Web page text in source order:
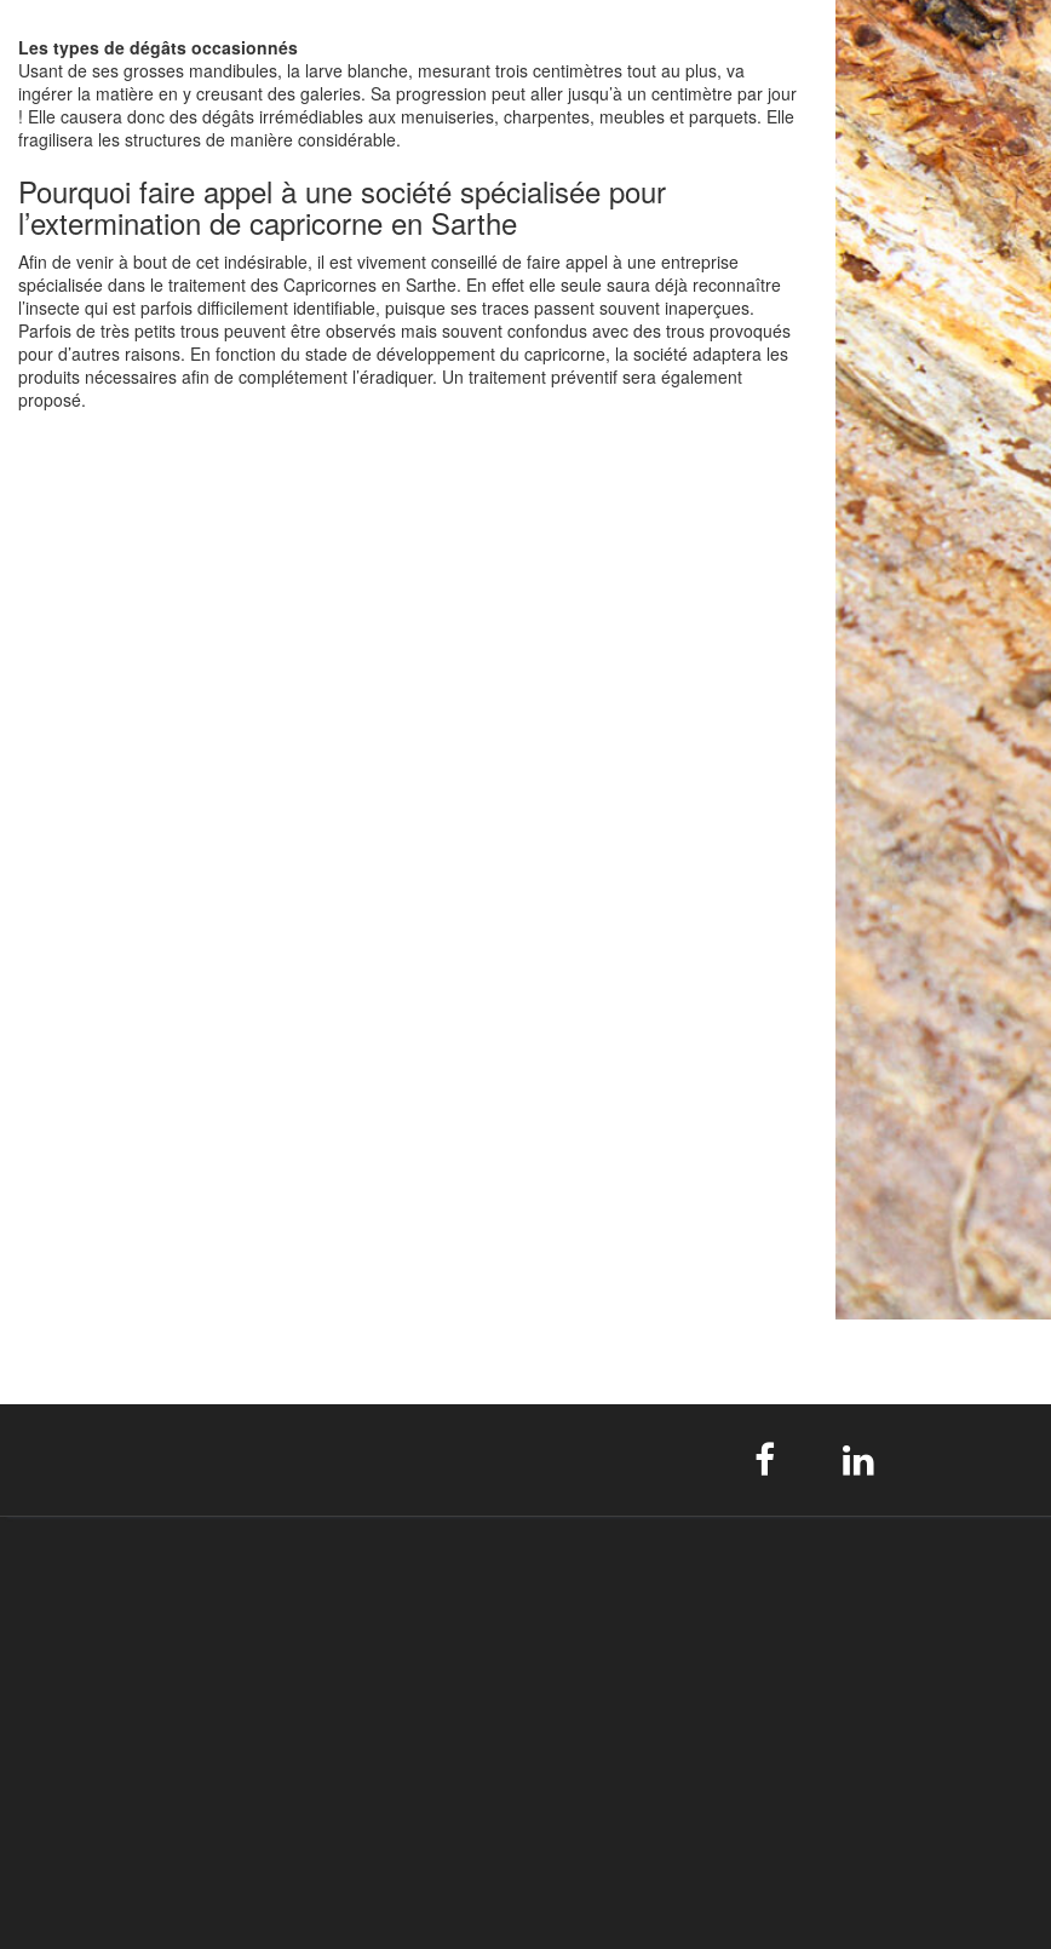
Les types de dégâts occasionnés
Usant de ses grosses mandibules, la larve blanche, mesurant trois centimètres tout au plus, va
ingérer la matière en y creusant des galeries. Sa progression peut aller jusqu’à un centimètre par jour
! Elle causera donc des dégâts irrémédiables aux menuiseries, charpentes, meubles et parquets. Elle
fragilisera les structures de manière considérable.
Pourquoi faire appel à une société spécialisée pour
l’extermination de capricorne en Sarthe
Afin de venir à bout de cet indésirable, il est vivement conseillé de faire appel à une entreprise
spécialisée dans le traitement des Capricornes en Sarthe. En effet elle seule saura déjà reconnaître
l’insecte qui est parfois difficilement identifiable, puisque ses traces passent souvent inaperçues.
Parfois de très petits trous peuvent être observés mais souvent confondus avec des trous provoqués
pour d’autres raisons. En fonction du stade de développement du capricorne, la société adaptera les
produits nécessaires afin de complétement l’éradiquer. Un traitement préventif sera également
proposé.